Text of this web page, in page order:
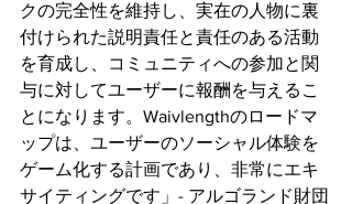
クの完全性を維持し、実在の人物に裏
付けられた説明責任と責任のある活動
を育成し、コミュニティへの参加と関
与に対してユーザーに報酬を与えるこ
とになります。Waivlengthのロードマ
ップは、ユーザーのソーシャル体験を
ゲーム化する計画であり、非常にエキ
サイティングです」- アルゴランド財団